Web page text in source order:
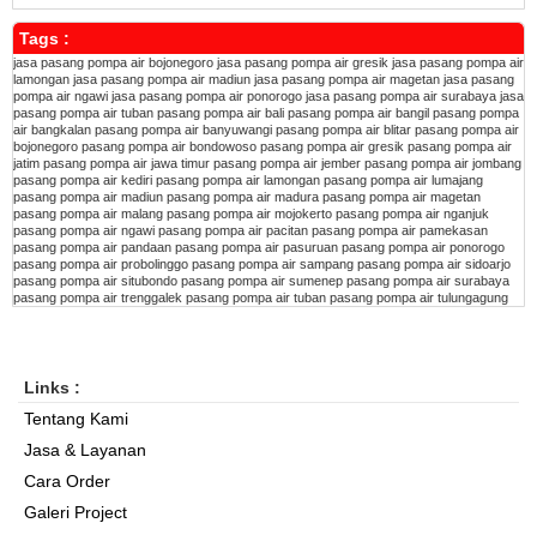
Tags :
jasa pasang pompa air bojonegoro jasa pasang pompa air gresik jasa pasang pompa air
lamongan jasa pasang pompa air madiun jasa pasang pompa air magetan jasa pasang
pompa air ngawi jasa pasang pompa air ponorogo jasa pasang pompa air surabaya jasa
pasang pompa air tuban pasang pompa air bali pasang pompa air bangil pasang pompa
air bangkalan pasang pompa air banyuwangi pasang pompa air blitar pasang pompa air
bojonegoro pasang pompa air bondowoso pasang pompa air gresik pasang pompa air
jatim pasang pompa air jawa timur pasang pompa air jember pasang pompa air jombang
pasang pompa air kediri pasang pompa air lamongan pasang pompa air lumajang
pasang pompa air madiun pasang pompa air madura pasang pompa air magetan
pasang pompa air malang pasang pompa air mojokerto pasang pompa air nganjuk
pasang pompa air ngawi pasang pompa air pacitan pasang pompa air pamekasan
pasang pompa air pandaan pasang pompa air pasuruan pasang pompa air ponorogo
pasang pompa air probolinggo pasang pompa air sampang pasang pompa air sidoarjo
pasang pompa air situbondo pasang pompa air sumenep pasang pompa air surabaya
pasang pompa air trenggalek pasang pompa air tuban pasang pompa air tulungagung
Links :
Tentang Kami
Jasa & Layanan
Cara Order
Galeri Project